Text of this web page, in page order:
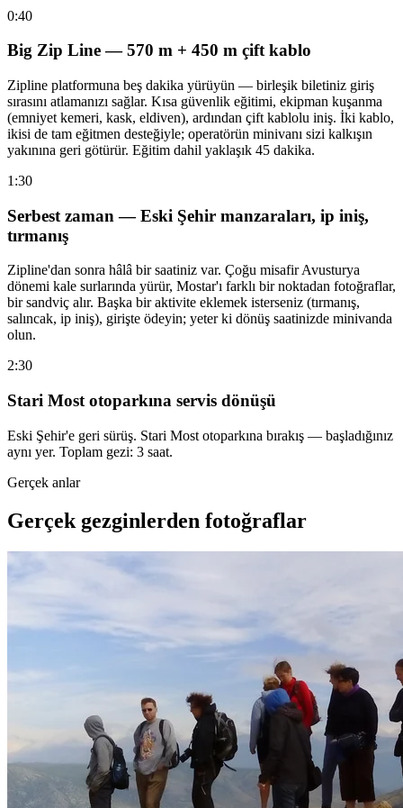
0:40
Big Zip Line — 570 m + 450 m çift kablo
Zipline platformuna beş dakika yürüyün — birleşik biletiniz giriş
sırasını atlamanızı sağlar. Kısa güvenlik eğitimi, ekipman kuşanma
(emniyet kemeri, kask, eldiven), ardından çift kablolu iniş. İki kablo,
ikisi de tam eğitmen desteğiyle; operatörün minivanı sizi kalkışın
yakınına geri götürür. Eğitim dahil yaklaşık 45 dakika.
1:30
Serbest zaman — Eski Şehir manzaraları, ip iniş,
tırmanış
Zipline'dan sonra hâlâ bir saatiniz var. Çoğu misafir Avusturya
dönemi kale surlarında yürür, Mostar'ı farklı bir noktadan fotoğraflar,
bir sandviç alır. Başka bir aktivite eklemek isterseniz (tırmanış,
salıncak, ip iniş), girişte ödeyin; yeter ki dönüş saatinizde minivanda
olun.
2:30
Stari Most otoparkına servis dönüşü
Eski Şehir'e geri sürüş. Stari Most otoparkına bırakış — başladığınız
aynı yer. Toplam gezi: 3 saat.
Gerçek anlar
Gerçek gezginlerden fotoğraflar